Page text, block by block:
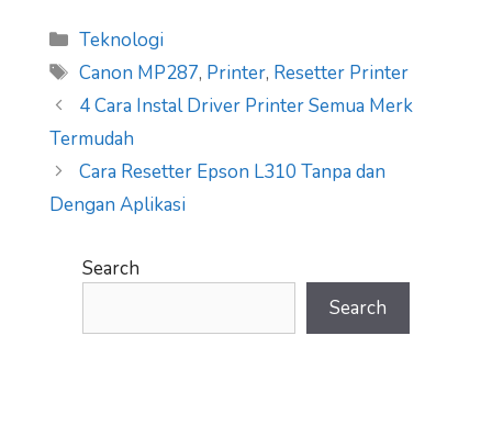
Categories
Teknologi
Tags
Canon MP287, Printer, Resetter Printer
4 Cara Instal Driver Printer Semua Merk
Termudah
Cara Resetter Epson L310 Tanpa dan
Dengan Aplikasi
Search
Search